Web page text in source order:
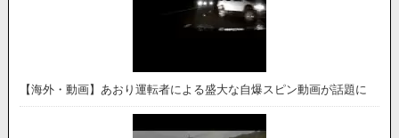
【海外・動画】あおり運転者による盛大な自爆スピン動画が話題に